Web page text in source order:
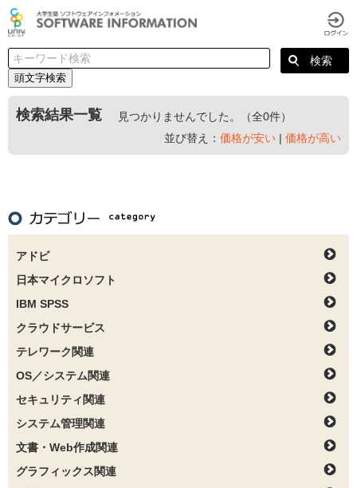
頭文字検索
検索結果一覧
見つかりませんでした。（全0件）
並び替え： 価格が安い | 価格が高い
アドビ
日本マイクロソフト
IBM SPSS
クラウドサービス
テレワーク関連
OS／システム関連
セキュリティ関連
システム管理関連
文書・Web作成関連
グラフィックス関連